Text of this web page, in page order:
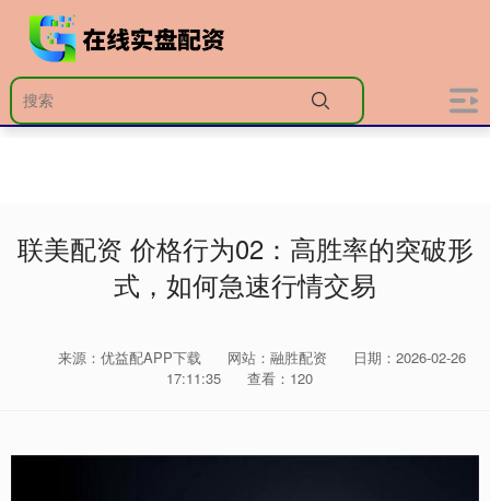
联美配资 价格行为02：高胜率的突破形
式，如何急速行情交易
来源：优益配APP下载 网站：融胜配资
日期：2026-02-26
17:11:35
查看：120